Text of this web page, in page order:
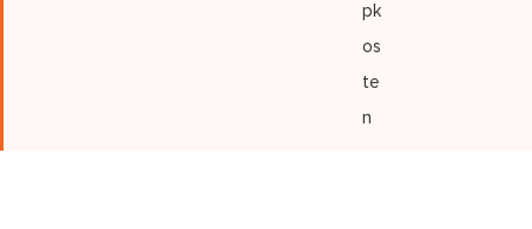
pk
os
te
n